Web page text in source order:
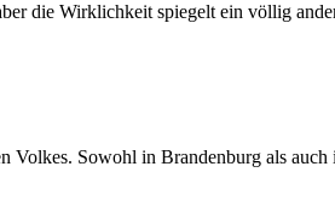
die Wirklichkeit spiegelt ein völlig
Sowohl in Brandenburg als auch